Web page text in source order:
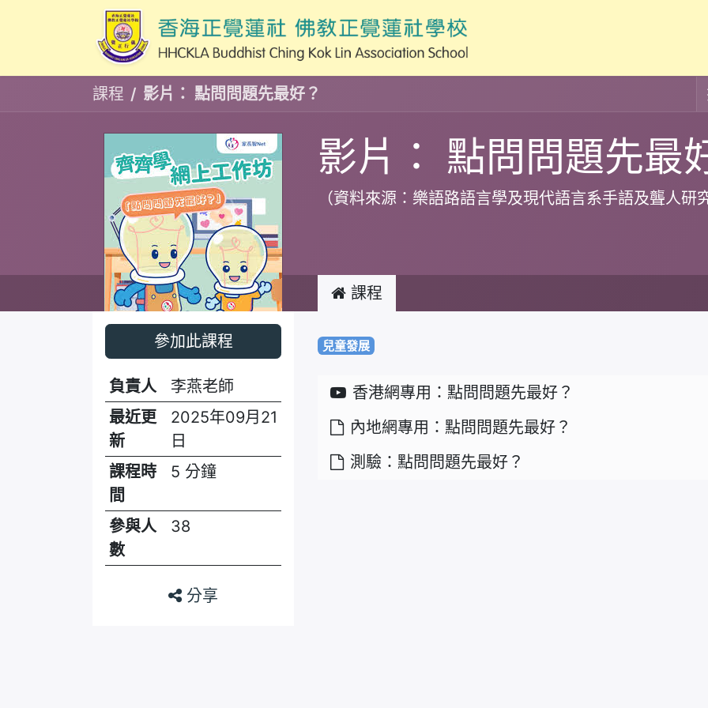
課程 影片： 點問問題先最好？
影片： 點問問題先最
（資料來源：樂語路語言學及現代語言系手語及聾人研
參加此課程
負責人
李燕老師
最近更
新
2025年09月21
日
課程時
間
5 分鐘
參與人
數
38
分享
課程
兒童發展
香港網專用：點問問題先最好？
內地網專用：點問問題先最好？
測驗：點問問題先最好？